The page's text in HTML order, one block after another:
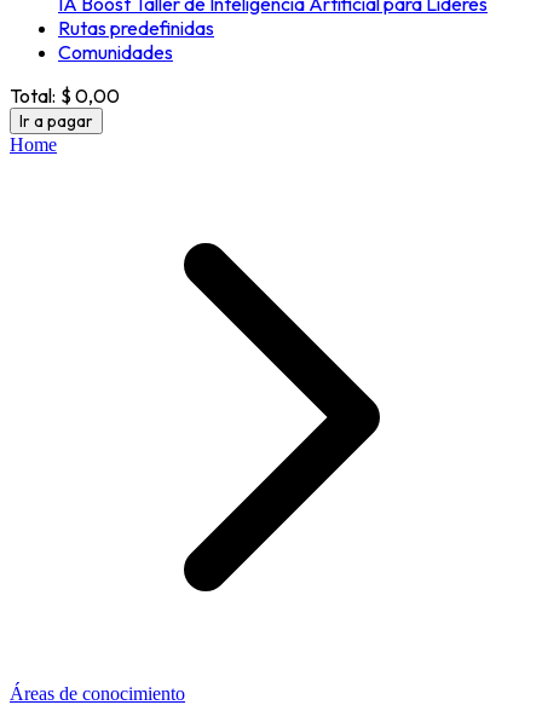
Rutas predefinidas
Comunidades
Total: $ 0,00
Ir a pagar
Home
Áreas de conocimiento